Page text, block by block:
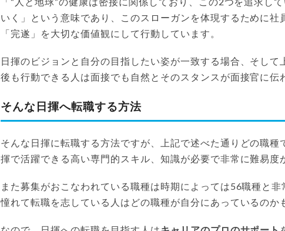
「“人と地球”の健康は密接に関係しており、この2つを追求し
いく」という意味であり、このスローガンを体現するために社
「完遂」を大切な価値観にして行動しています。
日揮のビジョンと自分の目指したい姿が一致する場合、そし
後も行動できる人は面接でも自然とそのスタンスが面接官に伝
そんな日揮へ転職する方法
そんな日揮に転職する方法ですが、上記で述べた通りどの職種
揮で活躍できる高い専門的スキル、知識が必要で非常に難易度
また募集がおこなわれている職種は時期によっては56職種と
憧れて転職を志している人はどの職種が自分にあっているのか